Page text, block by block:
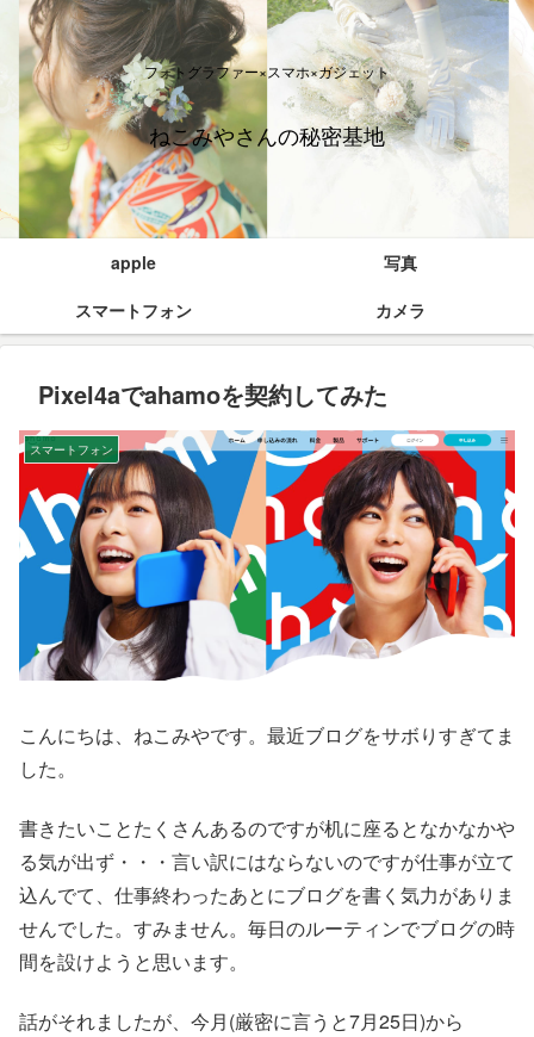
フォトグラファー×スマホ×ガジェット
ねこみやさんの秘密基地
apple
写真
スマートフォン
カメラ
Pixel4aでahamoを契約してみた
スマートフォン
こんにちは、ねこみやです。最近ブログをサボりすぎてま
した。
書きたいことたくさんあるのですが机に座るとなかなかや
る気が出ず・・・言い訳にはならないのですが仕事が立て
込んでて、仕事終わったあとにブログを書く気力がありま
せんでした。すみません。毎日のルーティンでブログの時
間を設けようと思います。
話がそれましたが、今月(厳密に言うと7月25日)から